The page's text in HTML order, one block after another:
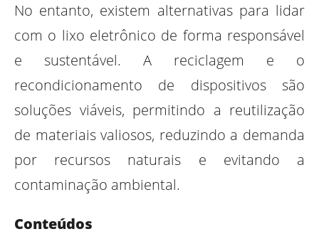
No entanto, existem alternativas para lidar
com o lixo eletrônico de forma responsável
e sustentável. A reciclagem e o
recondicionamento de dispositivos são
soluções viáveis, permitindo a reutilização
de materiais valiosos, reduzindo a demanda
por recursos naturais e evitando a
contaminação ambiental.
Conteúdos